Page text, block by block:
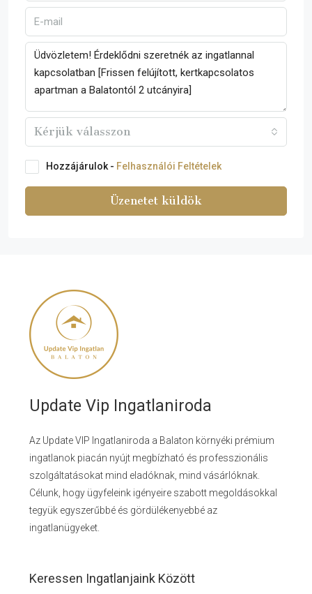
Kérjük válasszon
Hozzájárulok - Felhasználói Feltételek
Üzenetet küldök
Update Vip Ingatlaniroda
Az Update VIP Ingatlaniroda a Balaton környéki prémium
ingatlanok piacán nyújt megbízható és professzionális
szolgáltatásokat mind eladóknak, mind vásárlóknak.
Célunk, hogy ügyfeleink igényeire szabott megoldásokkal
tegyük egyszerűbbé és gördülékenyebbé az
ingatlanügyeket.
Keressen Ingatlanjaink Között